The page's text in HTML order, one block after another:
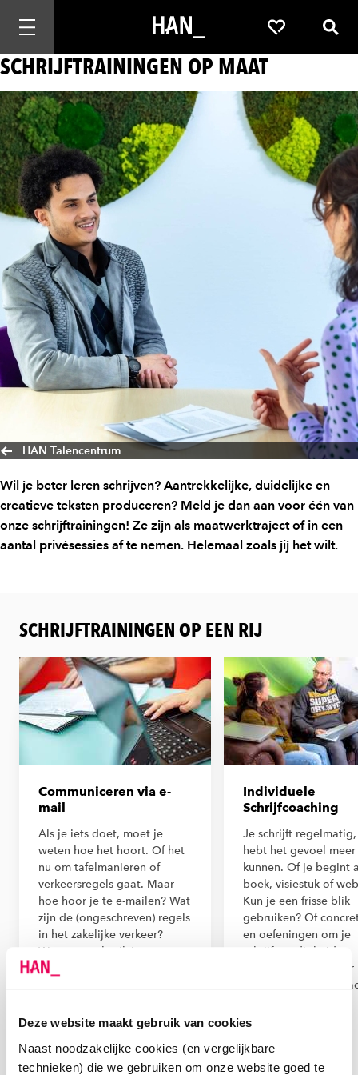
Deze website maakt gebruik van cookies
Naast noodzakelijke cookies (en vergelijkbare
technieken) die we gebruiken om onze website goed te
Mobiele navigatie openen Favorieten
SCHRIJFTRAININGEN OP MAAT
HAN Talencentrum
Wil je beter leren schrijven? Aantrekkelijke, duidelijke en
creatieve teksten produceren? Meld je dan aan voor één van
onze schrijftrainingen! Ze zijn als maatwerktraject of in een
aantal privésessies af te nemen. Helemaal zoals jij het wilt.
SCHRIJFTRAININGEN OP EEN RIJ
Communiceren via e-
mail
Als je iets doet, moet je
weten hoe het hoort. Of het
nu om tafelmanieren of
verkeersregels gaat. Maar
hoe hoor je te e-mailen? Wat
zijn de (ongeschreven) regels
in het zakelijke verkeer?
Wanneer gebruik je cc en
bcc? Hoe sluit je een e-mail
Ga naar
mail
Individuele
Schrijfcoaching
Je schrijft
hebt het gevoel
kunnen. Of je begint
boek, visiestuk of
Kun je een frisse blik
gebruiken? Of
en oefeningen om je
schrijfvaardigheid te
versterken? Kies voor
individuele
Schrijfcoaching